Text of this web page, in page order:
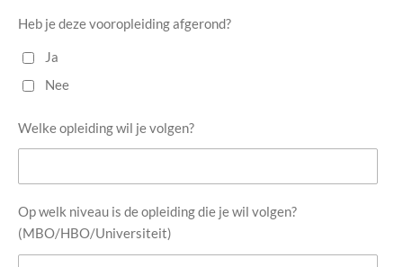
Heb je deze vooropleiding afgerond?
Ja
Nee
Welke opleiding wil je volgen?
Op welk niveau is de opleiding die je wil volgen?
(MBO/HBO/Universiteit)